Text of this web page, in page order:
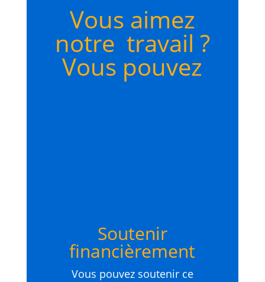
Vous aimez
notre travail ?
Vous pouvez
Soutenir
financièrement
Vous pouvez soutenir ce